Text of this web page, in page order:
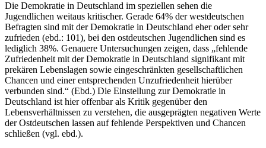
Die Demokratie in Deutschland im speziellen sehen die
Jugendlichen weitaus kritischer. Gerade 64% der westdeutschen
Befragten sind mit der Demokratie in Deutschland eher oder sehr
zufrieden (ebd.: 101), bei den ostdeutschen Jugendlichen sind es
lediglich 38%. Genauere Untersuchungen zeigen, dass „fehlende
Zufriedenheit mit der Demokratie in Deutschland signifikant mit
prekären Lebenslagen sowie eingeschränkten gesellschaftlichen
Chancen und einer entsprechenden Unzufriedenheit hierüber
verbunden sind.“ (Ebd.) Die Einstellung zur Demokratie in
Deutschland ist hier offenbar als Kritik gegenüber den
Lebensverhältnissen zu verstehen, die ausgeprägten negativen Werte
der Ostdeutschen lassen auf fehlende Perspektiven und Chancen
schließen (vgl. ebd.).